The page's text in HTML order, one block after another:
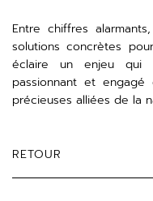
Entre chiffres
solutions concrètes
éclaire un enjeu qui
passionnant et
précieuses alliées de la
RETOUR